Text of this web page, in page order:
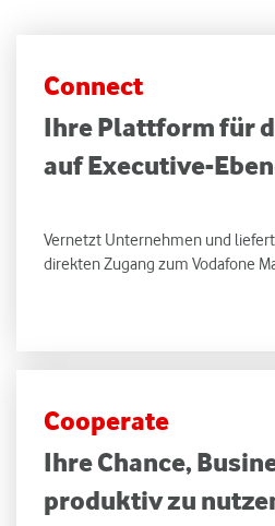
Connect
Ihre Plattform für
auf Executive-
Vernetzt Unternehmen und
direkten Zugang zum Vodafone
Cooperate
Ihre Chance,
produktiv zu